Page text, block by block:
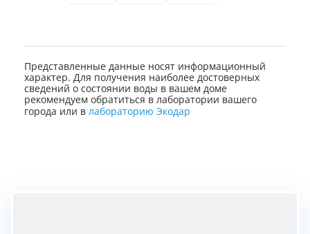
Представленные данные носят информационный
характер. Для получения наиболее достоверных
сведений о состоянии воды в вашем доме
рекомендуем обратиться в лаборатории вашего
города или в лабораторию Экодар